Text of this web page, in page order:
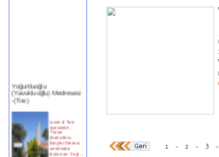
(Yavukluoğlu) Medresesi
-(Tire)
ilçesinde,
Turan
Mahallesi,
Beyler Deresi
semtinde
bulunan Yoğ...
devam »
1 - 2 - 3 -